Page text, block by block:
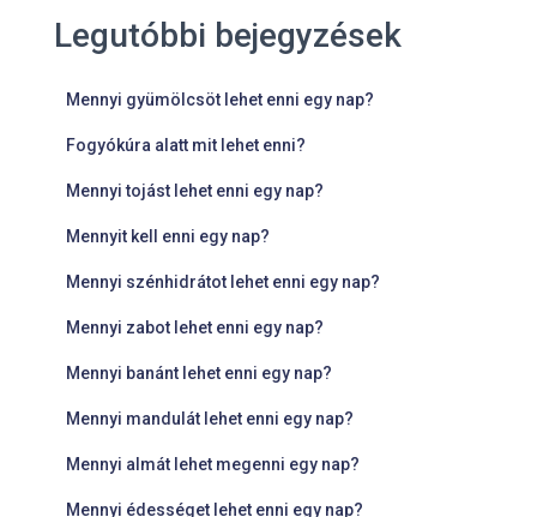
Legutóbbi bejegyzések
Mennyi gyümölcsöt lehet enni egy nap?
Fogyókúra alatt mit lehet enni?
Mennyi tojást lehet enni egy nap?
Mennyit kell enni egy nap?
Mennyi szénhidrátot lehet enni egy nap?
Mennyi zabot lehet enni egy nap?
Mennyi banánt lehet enni egy nap?
Mennyi mandulát lehet enni egy nap?
Mennyi almát lehet megenni egy nap?
Mennyi édességet lehet enni egy nap?